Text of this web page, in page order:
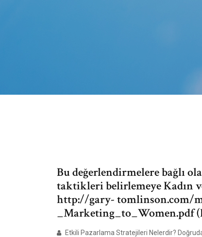
Bu değerlendirmelere bağlı
taktikleri belirlemeye Kadın
http://gary- tomlinson.com/
_Marketing_to_Women.pdf
Etkili Pazarlama Stratejileri Nelerdir?